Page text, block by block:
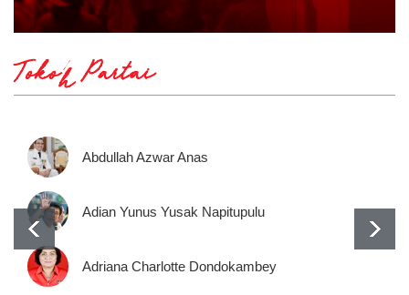
Tokoh Partai
Abdullah Azwar Anas
Adian Yunus Yusak Napitupulu
Adriana Charlotte Dondokambey